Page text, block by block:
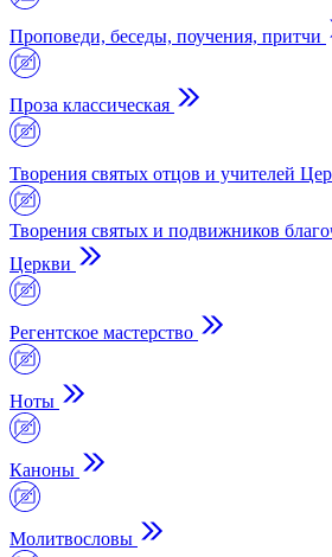
Проповеди, беседы, поучения, притчи
Проза классическая
Творения святых отцов и учителей
Творения святых и подвижников
Церкви
Регентское мастерство
Ноты
Каноны
Молитвословы